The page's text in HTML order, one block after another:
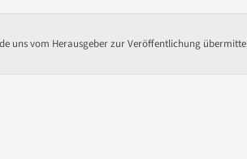
uns vom Herausgeber zur Veröffentlichung